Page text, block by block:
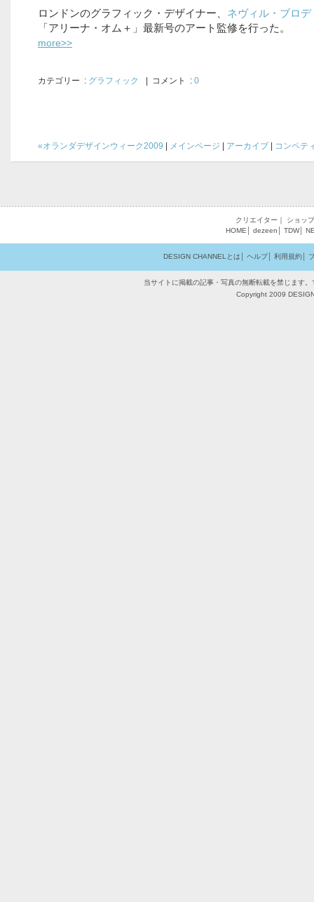
ロンドンのグラフィック・デザイナー、 ネヴィル・ブロデ
「アリーナ・オム＋」最新号のアート監修を行った。
more>>
カテゴリー : グラフィック | コメント : 0
«オランダデザインウィーク2009 メインページ アーカイブ コンペテ
クリエイター ｜ ショップ
HOME
dezeen TDW│
DESIGN CHANNELとは ヘルプ│ 利用規約│
当サイトに掲載の記事・写真の無断転載を禁じます
Copyright 2009